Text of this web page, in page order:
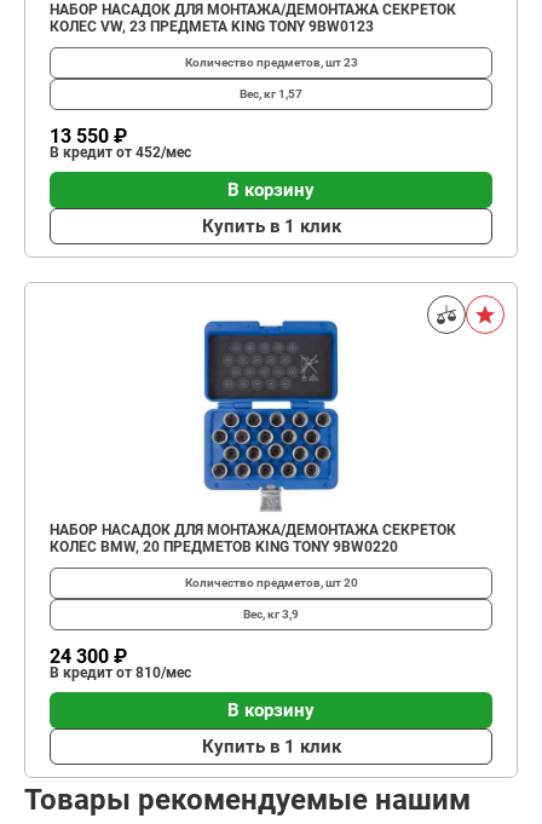
НАБОР НАСАДОК ДЛЯ МОНТАЖА/ДЕМОНТАЖА СЕКРЕТОК
КОЛЕС VW, 23 ПРЕДМЕТА KING TONY 9BW0123
Количество предметов, шт23
Вес, кг1,57
13 550 ₽
В кредит от 452/мес
В корзину
Купить в 1 клик
НАБОР НАСАДОК ДЛЯ МОНТАЖА/ДЕМОНТАЖА СЕКРЕТОК
КОЛЕС BMW, 20 ПРЕДМЕТОВ KING TONY 9BW0220
Количество предметов, шт20
Вес, кг3,9
24 300 ₽
В кредит от 810/мес
В корзину
Купить в 1 клик
Товары рекомендуемые нашим